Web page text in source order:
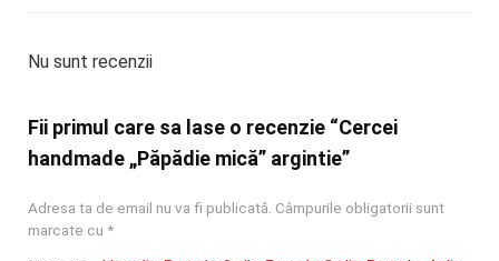
Nu sunt recenzii
Fii primul care sa lase o recenzie “Cercei
handmade „Păpădie mică” argintie”
Adresa ta de email nu va fi publicată. Câmpurile obligatorii sunt
marcate cu *